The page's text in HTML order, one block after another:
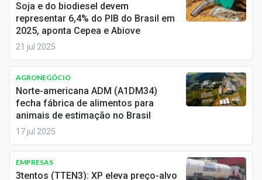
Central de Dividendos
Central de Fundos Imobiliários
Central dos IPOs
Renda Fixa
Finanças Pessoais
Economia
Soja e do biodiesel devem
representar 6,4% do PIB do Brasil em
2025, aponta Cepea e Abiove
21 jul 2025
AGRONEGÓCIO
Norte-americana ADM (A1DM34)
fecha fábrica de alimentos para
animais de estimação no Brasil
17 jul 2025
EMPRESAS
3tentos (TTEN3): XP eleva preço-alvo